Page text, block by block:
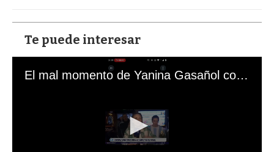
Te puede interesar
El mal momento de Yanina Gasañol con un hincha argentino en "Subrayado"